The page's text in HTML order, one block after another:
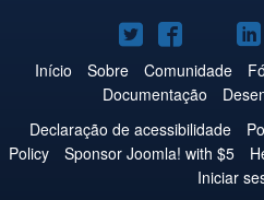
Joomla!
no
Twitter
Joomla!
nono
Início Sobre Comunidade
Documentação
Declaração de acessibilidade
Policy
Sponsor Joomla! with $5
Iniciar